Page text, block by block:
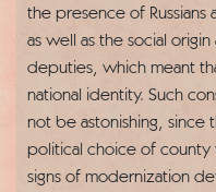
the presence of Russians
as well as the social
deputies, which meant
national identity. Such
not be astonishing, since
political choice of
signs of modernization